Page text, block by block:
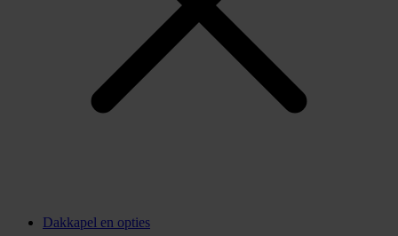
Dakkapel en opties